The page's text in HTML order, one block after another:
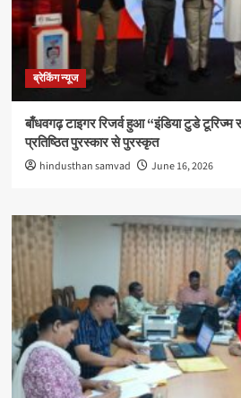
ब्रेकिंग न्यूज
बाँधवगढ़ टाइगर रिजर्व हुआ “इंडिया टुडे टूरिज्म
प्रतिष्ठित पुरस्कार से पुरस्कृत
hindusthan samvad June 16, 2026